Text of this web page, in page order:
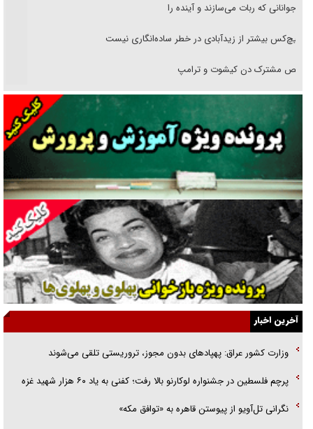
نوجوانانی که ربات می‌سازند و آینده را
هیچ‌کس بیشتر از زیدآبادی در خطر ساده‌انگاری نیست
رقص مشترک دن کیشوت و ترامپ
دنده دولت به واگذاری مسئله‌دار ایران‌خودرو/ خصوصی‌سازی یا انحصار؟
غریزه‌ی بقا و آقای باقی و رفقا
جراحی‌های زیبایی با مدرک فوق‌دیپلم! + گفت‌وگو با متهم
گفت‌وگو با همسر یکی از شهدای جنگ رمضان/ پیکر بی‌سر شهید را از
انگشت‌های پا شناسایی کردیم
نسلی که آنلاین الگو می‌گیرد
گفت‌وگو با آیت‌الله جاودان/ جفای مخالفان مکانت معنوی رهبر شهید را
ارتقا می‌داد
راننده مست به قانون می‌خندد
همه آقای دوربینی شده‌ایم!
قصه ناتمام سرویس مدارس
آیا مقاومت فلسطین خلع‌سلاح می‌شود؟
آخرین اخبار
وزارت کشور عراق: پهپادهای بدون مجوز، تروریستی تلقی می‌شوند
پرچم فلسطین در جشنواره لوکارنو بالا رفت؛ کفنی به یاد ۶۰ هزار شهید غزه
نگرانی تل‌آویو از پیوستن قاهره به «توافق مکه»